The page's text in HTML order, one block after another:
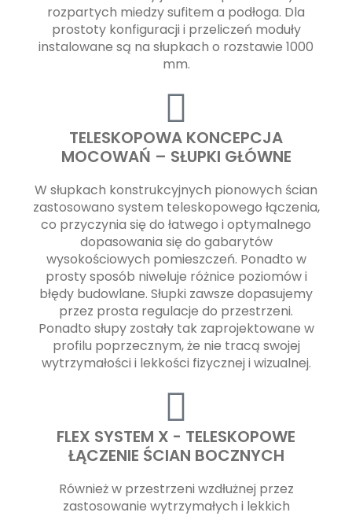
rozpartych miedzy sufitem a podłoga. Dla
prostoty konfiguracji i przeliczeń moduły
instalowane są na słupkach o rozstawie 1000
mm.
TELESKOPOWA KONCEPCJA
MOCOWAŃ – SŁUPKI GŁÓWNE
W słupkach konstrukcyjnych pionowych ścian
zastosowano system teleskopowego łączenia,
co przyczynia się do łatwego i optymalnego
dopasowania się do gabarytów
wysokościowych pomieszczeń. Ponadto w
prosty sposób niweluje różnice poziomów i
błędy budowlane. Słupki zawsze dopasujemy
przez prosta regulacje do przestrzeni.
Ponadto słupy zostały tak zaprojektowane w
profilu poprzecznym, że nie tracą swojej
wytrzymałości i lekkości fizycznej i wizualnej.
FLEX SYSTEM X - TELESKOPOWE
ŁĄCZENIE ŚCIAN BOCZNYCH
Również w przestrzeni wzdłużnej przez
zastosowanie wytrzymałych i lekkich